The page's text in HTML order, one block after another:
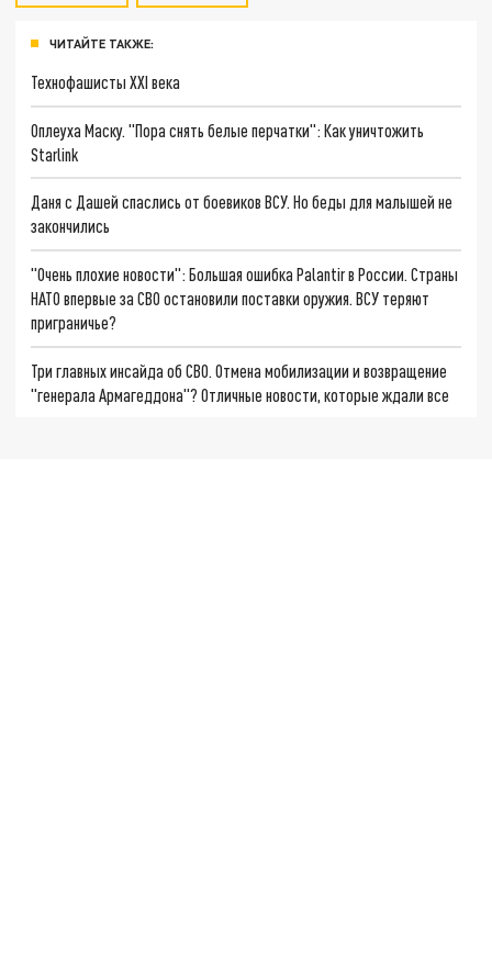
ЧИТАЙТЕ ТАКЖЕ:
Технофашисты XXI века
Оплеуха Маску. "Пора снять белые перчатки": Как уничтожить
Starlink
Даня с Дашей спаслись от боевиков ВСУ. Но беды для малышей не
закончились
"Очень плохие новости": Большая ошибка Palantir в России. Страны
НАТО впервые за СВО остановили поставки оружия. ВСУ теряют
приграничье?
Три главных инсайда об СВО. Отмена мобилизации и возвращение
"генерала Армагеддона"? Отличные новости, которые ждали все